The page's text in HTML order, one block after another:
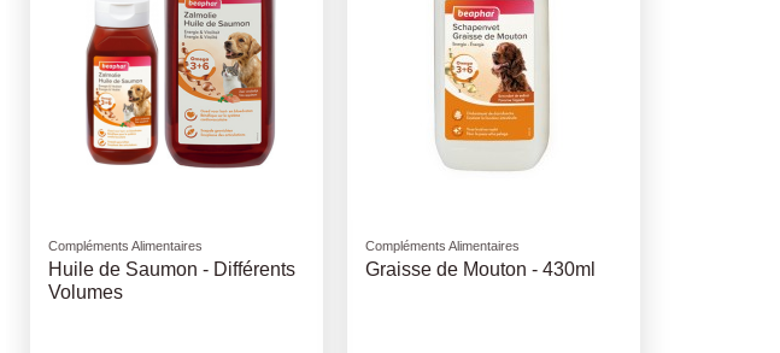
Compléments Alimentaires
Huile de Saumon - Différents
Volumes
Compléments Alimentaires
Graisse de Mouton - 430ml